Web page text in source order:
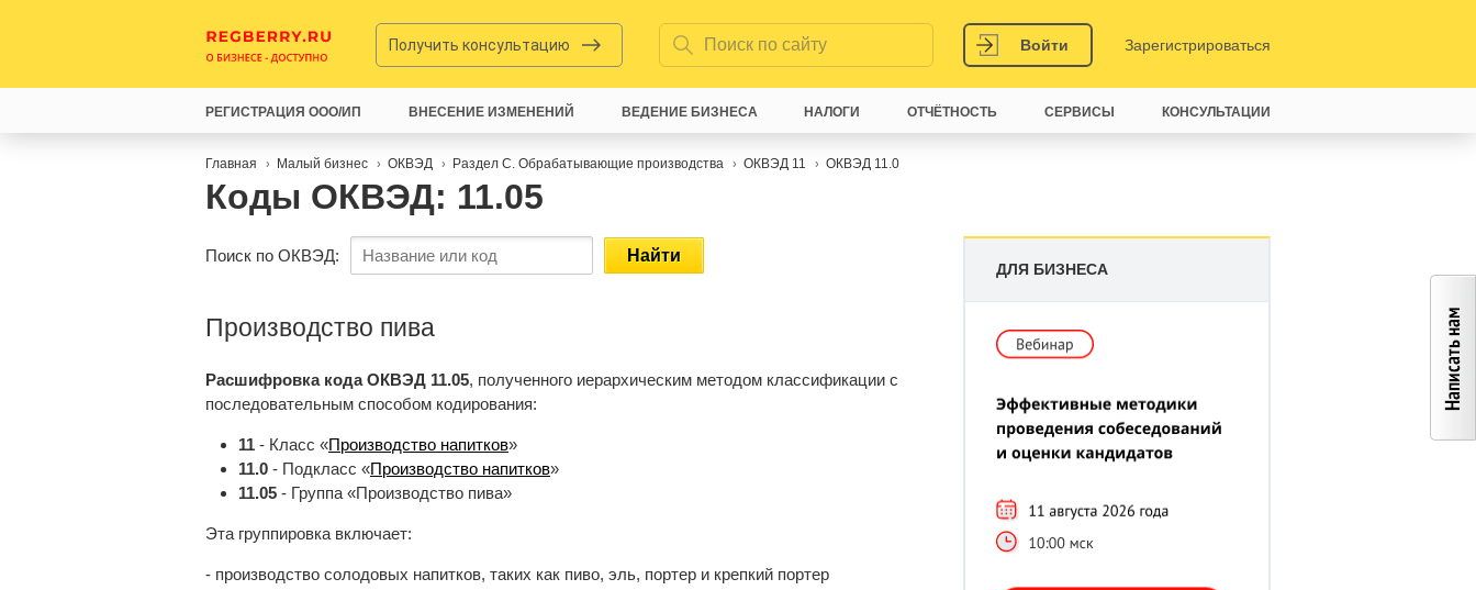
Получить консультацию Войти Зарегистрироваться
Главная Малый бизнес ОКВЭД Раздел C. Обрабатывающие производства ОКВЭД 11 ОКВЭД 11.0
Коды ОКВЭД: 11.05
Поиск по ОКВЭД: Найти
Производство пива
Расшифровка кода ОКВЭД 11.05, полученного иерархическим методом классификации с
последовательным способом кодирования:
11 - Класс «Производство напитков»
11.0 - Подкласс «Производство напитков»
11.05 - Группа «Производство пива»
Эта группировка включает:
- производство солодовых напитков, таких как пиво, эль, портер и крепкий портер
ДЛЯ БИЗНЕСА
РЕГИСТРАЦИЯ ООО/ИП ВНЕСЕНИЕ ИЗМЕНЕНИЙ ВЕДЕНИЕ БИЗНЕСА НАЛОГИ ОТЧЁТНОСТЬ СЕРВИСЫ КОНСУЛЬТАЦИИ